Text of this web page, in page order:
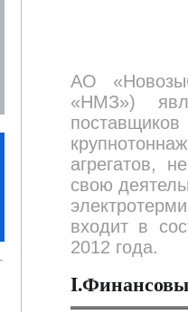
АО
«НМЗ»)
агрегатов,
свою
входит в
2012 года.